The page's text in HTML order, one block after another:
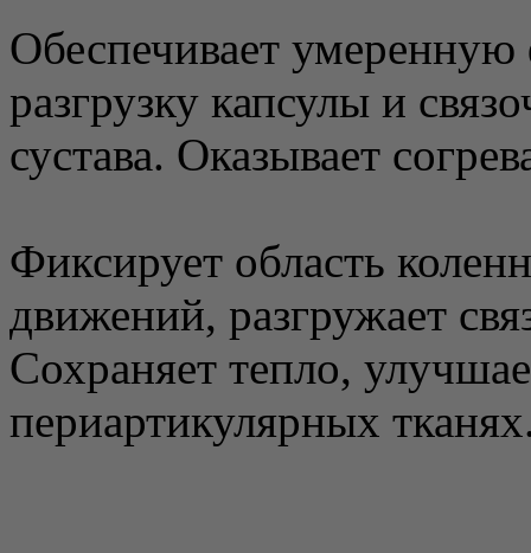
Обеспечивает
разгрузку капсулы и
сустава. Оказывает
Фиксирует область
движений, разгружает
Сохраняет тепло,
периартикулярных